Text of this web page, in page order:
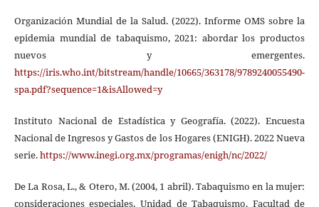
Organización Mundial de la Salud. (2022). Informe OMS sobre la
epidemia mundial de tabaquismo, 2021: abordar los productos
nuevos y emergentes.
https://iris.who.int/bitstream/handle/10665/363178/9789240055490-
spa.pdf?sequence=1&isAllowed=y
Instituto Nacional de Estadística y Geografía. (2022). Encuesta
Nacional de Ingresos y Gastos de los Hogares (ENIGH). 2022 Nueva
serie.https://www.inegi.org.mx/programas/enigh/nc/2022/
De La Rosa, L., & Otero, M. (2004, 1 abril). Tabaquismo en la mujer:
consideraciones especiales. Unidad de Tabaquismo. Facultad de